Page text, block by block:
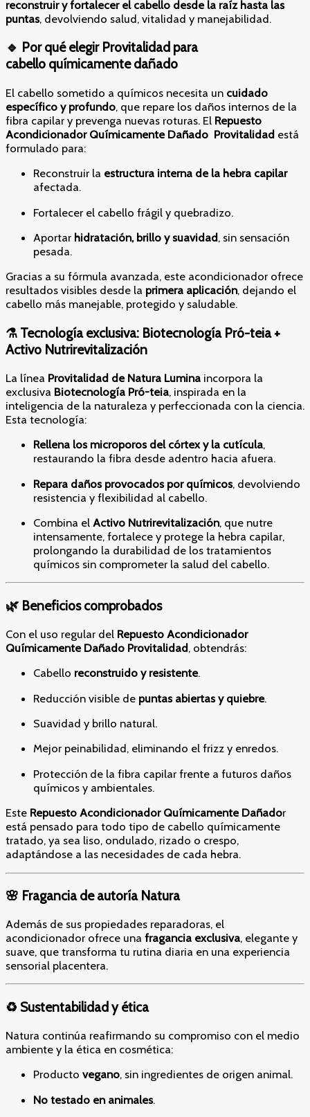
reconstruir y fortalecer el cabello desde la raíz hasta las
puntas, devolviendo salud, vitalidad y manejabilidad.
🔹 Por qué elegir Provitalidad para
cabello químicamente dañado
El cabello sometido a químicos necesita un cuidado
específico y profundo, que repare los daños internos de la
fibra capilar y prevenga nuevas roturas. El Repuesto
Acondicionador Químicamente Dañado Provitalidad está
formulado para:
Reconstruir la estructura interna de la hebra capilar
afectada.
Fortalecer el cabello frágil y quebradizo.
Aportar hidratación, brillo y suavidad, sin sensación
pesada.
Gracias a su fórmula avanzada, este acondicionador ofrece
resultados visibles desde la primera aplicación, dejando el
cabello más manejable, protegido y saludable.
⚗️ Tecnología exclusiva: Biotecnología Pró-teia +
Activo Nutrirevitalización
La línea Provitalidad de Natura Lumina incorpora la
exclusiva Biotecnología Pró-teia, inspirada en la
inteligencia de la naturaleza y perfeccionada con la ciencia.
Esta tecnología:
Rellena los microporos del córtex y la cutícula,
restaurando la fibra desde adentro hacia afuera.
Repara daños provocados por químicos, devolviendo
resistencia y flexibilidad al cabello.
Combina el Activo Nutrirevitalización, que nutre
intensamente, fortalece y protege la hebra capilar,
prolongando la durabilidad de los tratamientos
químicos sin comprometer la salud del cabello.
🌿 Beneficios comprobados
Con el uso regular del Repuesto Acondicionador
Químicamente Dañado Provitalidad, obtendrás:
Cabello reconstruido y resistente.
Reducción visible de puntas abiertas y quiebre.
Suavidad y brillo natural.
Mejor peinabilidad, eliminando el frizz y enredos.
Protección de la fibra capilar frente a futuros daños
químicos y ambientales.
Este Repuesto Acondicionador Químicamente Dañador
está pensado para todo tipo de cabello químicamente
tratado, ya sea liso, ondulado, rizado o crespo,
adaptándose a las necesidades de cada hebra.
🌸 Fragancia de autoría Natura
Además de sus propiedades reparadoras, el
acondicionador ofrece una fragancia exclusiva, elegante y
suave, que transforma tu rutina diaria en una experiencia
sensorial placentera.
♻️ Sustentabilidad y ética
Natura continúa reafirmando su compromiso con el medio
ambiente y la ética en cosmética:
Producto vegano, sin ingredientes de origen animal.
No testado en animales.